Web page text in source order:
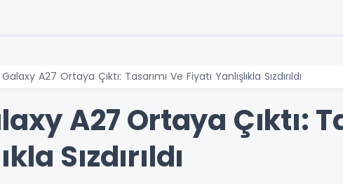
A27 Ortaya Çıktı: Tasarımı Ve Fiyatı Yanlışlıkla Sızdırıldı
A27 Ortaya Çıktı:
Sızdırıldı